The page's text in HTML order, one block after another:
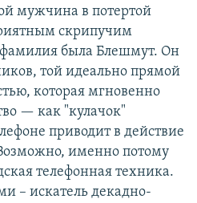
мужчина в потертой
скрипучим
была Блешмут. Он
той идеально прямой
которая мгновенно
— как "кулачок"
приводит в действие
именно потому
телефонная техника.
– искатель декадно-